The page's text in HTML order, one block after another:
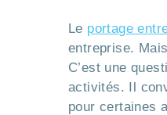
Le portage
entreprise.
C’est une
activités. Il
pour certaines